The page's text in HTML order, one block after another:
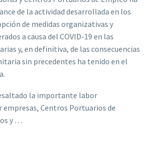
de la actividad desarrollada en los
de medidas organizativas y
a causa del COVID-19 en las
y, en definitiva, de las consecuencias
sin precedentes ha tenido en el
la importante labor
empresas, Centros Portuarios de
y …